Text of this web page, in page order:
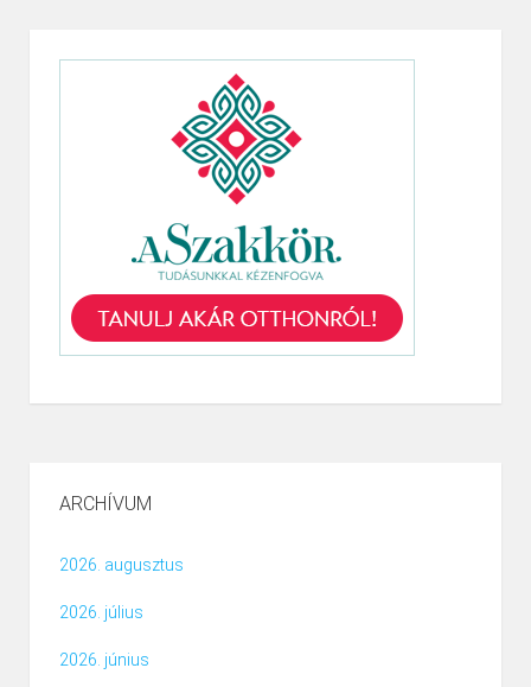
ARCHÍVUM
2026. augusztus
2026. július
2026. június